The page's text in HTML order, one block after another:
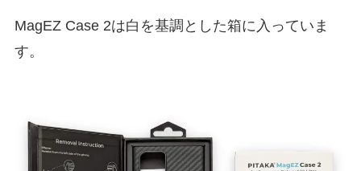
MagEZ Case 2は白を基調とした箱に入っていま
す。